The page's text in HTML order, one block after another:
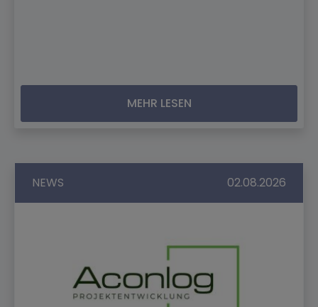
MEHR LESEN
NEWS 02.08.2026